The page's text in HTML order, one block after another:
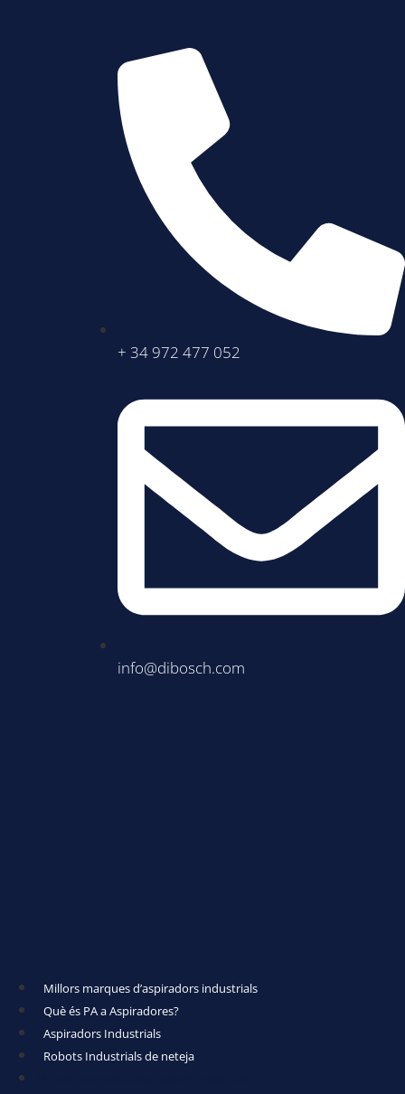
+ 34 972 477 052
info@dibosch.com
Millors marques d’aspiradors industrials
Què és PA a Aspiradores?
Aspiradors Industrials
Robots Industrials de neteja